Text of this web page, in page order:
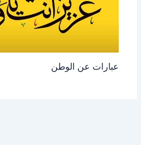
عبارات عن الوطن